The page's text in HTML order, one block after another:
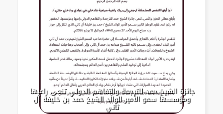
جائزة الشيخ حمد للترجمة والتفاهم الدولي تنعى راعيها
ومؤسسها سمو الأمير الوالد الشيخ حمد بن خليفة آل
ثاني